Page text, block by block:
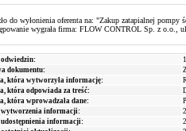
do wyłonienia oferenta na: "Zakup zatapialnej pompy
wygrała firma: FLOW CONTROL Sp. z o.o.,
dokumentu:
która wytworzyła informację:
która odpowiada za treść:
która wprowadzała dane:
wytworzenia informacji:
informacji: